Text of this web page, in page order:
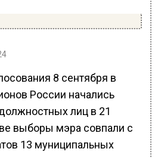
8 сентября в
России начались
лиц в 21
выборы мэра совпали с
13 муниципальных